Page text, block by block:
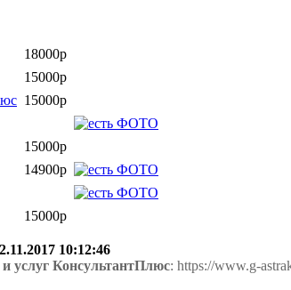
18000р
15000р
15000р
15000р
14900р
15000р
10:12:46
услуг КонсультантПлюс: https://www.g-